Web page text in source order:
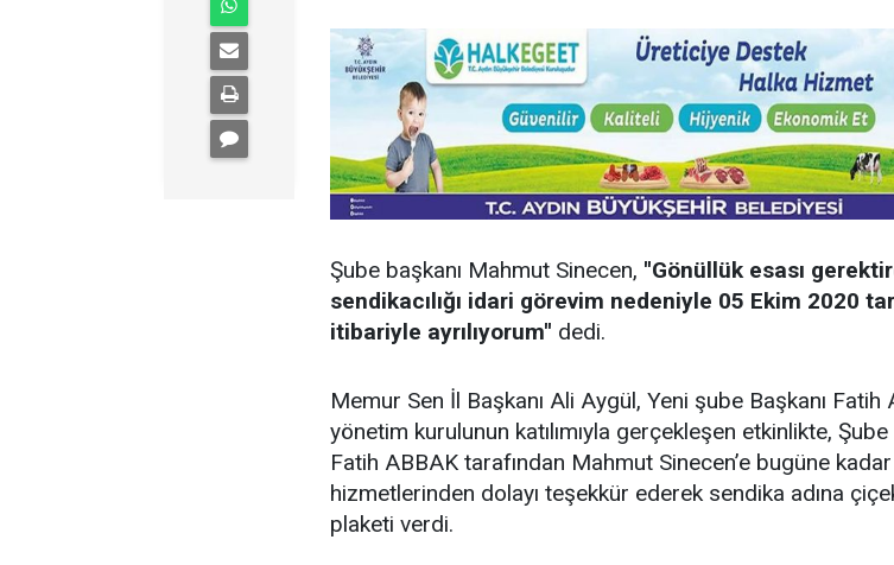
Şube başkanı Mahmut Sinecen, ''Gönüllük esası
sendikacılığı idari görevim nedeniyle 05 Ekim 2020
itibariyle ayrılıyorum'' dedi.
Memur Sen İl Başkanı Ali Aygül, Yeni şube Başkanı Fatih
yönetim kurulunun katılımıyla gerçekleşen etkinlikte, Şube
Fatih ABBAK tarafından Mahmut Sinecen’e bugüne kadar
hizmetlerinden dolayı teşekkür ederek sendika adına
plaketi verdi.